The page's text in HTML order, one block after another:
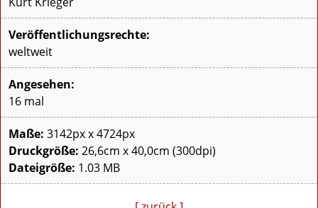
Veröffentlichungsrechte:
weltweit
Angesehen:
16 mal
Maße: 3142px x 4724px
Druckgröße: 26,6cm x 40,0cm (300dpi)
Dateigröße: 1.03 MB